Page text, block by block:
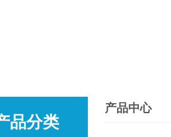
品分类
产品中心